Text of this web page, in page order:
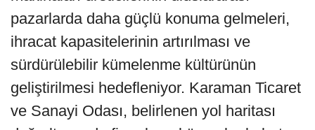
pazarlarda daha güçlü konuma gelmeleri,
ihracat kapasitelerinin artırılması ve
sürdürülebilir kümelenme kültürünün
geliştirilmesi hedefleniyor. Karaman Ticaret
ve Sanayi Odası, belirlenen yol haritası